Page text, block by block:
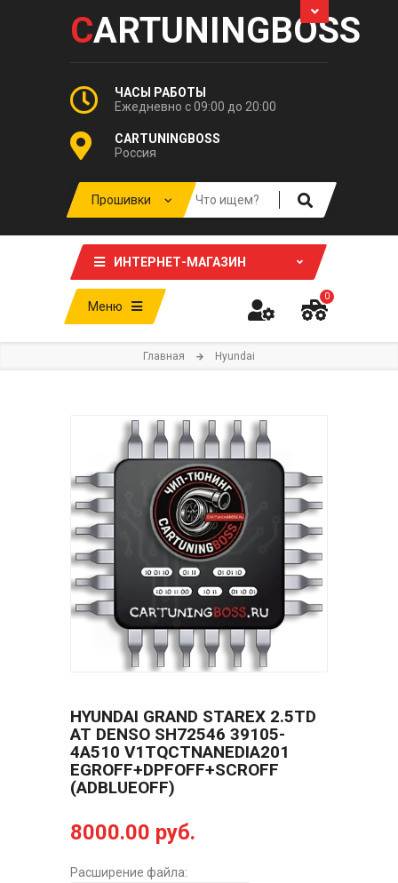
CARTUNINGBOSS
ЧАСЫ РАБОТЫ
Ежедневно с 09:00 до 20:00
CARTUNINGBOSS
Россия
ИНТЕРНЕТ-МАГАЗИН
Меню
0
Главная Hyundai
HYUNDAI GRAND STAREX 2.5TD
AT DENSO SH72546 39105-
4A510 V1TQCTNANEDIA201
EGROFF+DPFOFF+SCROFF
(ADBLUEOFF)
8000.00 руб.
Расширение файла: